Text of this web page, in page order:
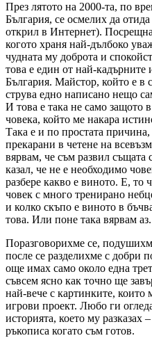
През лятото на 2000-та, по
България, се осмелих да
открил в Интернет).
когото храня най-дълбоко
чудната му доброта и
това е един от най-кадърните
България. Майстор, който е в
струва едно написано нещо
И това е така не само защото
човека, който ме накара
Така е и по простата
прекарани в четене на
вярвам, че съм развил
казал, че не е необходимо
разбере какво е виното. Е, то
човек с много тренирано
и колко скъпо е виното в
това. Или поне така вярвам аз.
Поразговорихме се,
после се разделихме с добри
още имах само около една
съвсем ясно как точно ще
най-вече с картинките, които
игрови проект. Любо ги
историята, което му разказах
ръкописа когато съм готов.